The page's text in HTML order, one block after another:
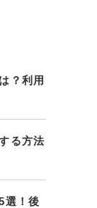
？利用
る方法
選！後